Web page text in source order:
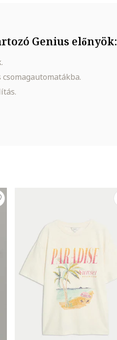
Genius előnyök: